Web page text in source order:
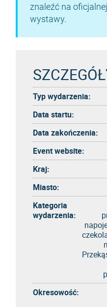
znaleźć na
wystawy.
Typ wydarzenia:
Data startu:
Data zakończenia:
Event website:
Kraj:
Miasto:
Kategoria
wydarzenia:
Okresowość: